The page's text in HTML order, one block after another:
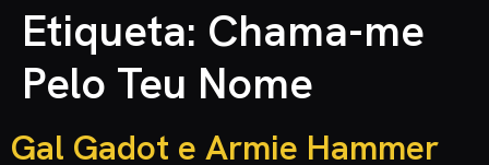
Etiqueta: Chama-me
Pelo Teu Nome
Gal Gadot e Armie Hammer